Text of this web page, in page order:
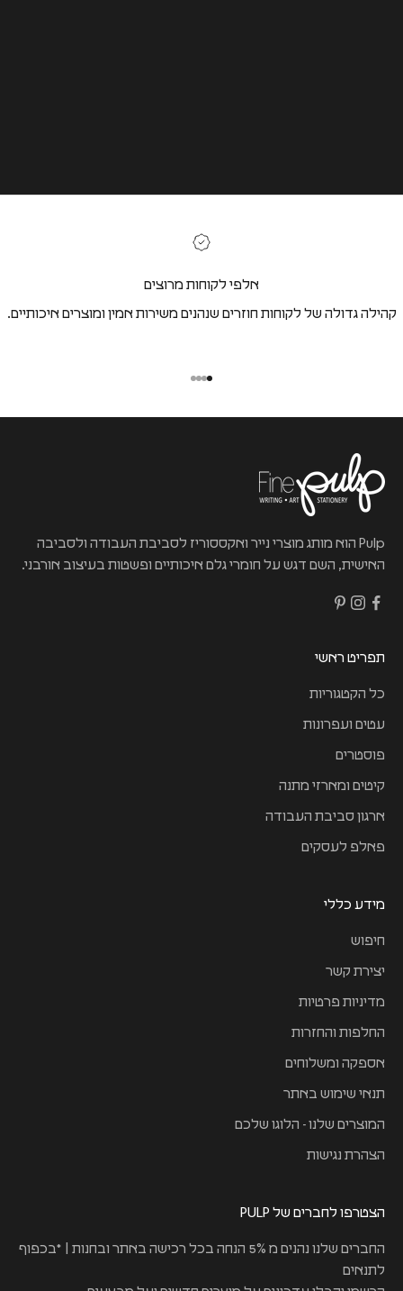
אלפי לקוחות מרוצים
קהילה גדולה של לקוחות חוזרים שנהנים משירות אמין ומוצרים איכותיים.
Pulp הוא מותג מוצרי נייר ואקססוריז לסביבת העבודה ולסביבה
האישית, השם דגש על חומרי גלם איכותיים ופשטות בעיצוב אורבני.
תפריט ראשי
כל הקטגוריות
עטים ועפרונות
פוסטרים
קיטים ומארזי מתנה
ארגון סביבת העבודה
פאלפ לעסקים
מידע כללי
חיפוש
יצירת קשר
מדיניות פרטיות
החלפות והחזרות
אספקה ומשלוחים
תנאי שימוש באתר
המוצרים שלנו - הלוגו שלכם
הצהרת נגישות
הצטרפו לחברים של PULP
החברים שלנו נהנים מ 5% הנחה בכל רכישה באתר ובחנות | *בכפוף
לתנאים